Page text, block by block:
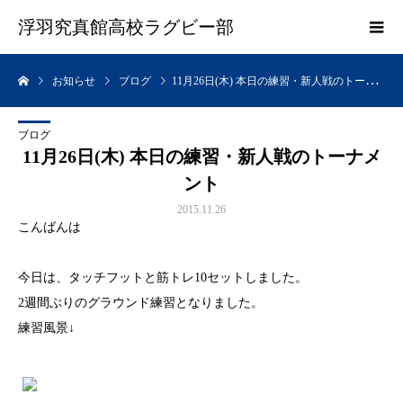
浮羽究真館高校ラグビー部
お知らせ ブログ 11月26日(木) 本日の練習・新人戦のトーナメント
ブログ
11月26日(木) 本日の練習・新人戦のトーナメ
ント
2015.11.26
こんばんは
今日は、タッチフットと筋トレ10セットしました。
2週間ぶりのグラウンド練習となりました。
練習風景↓